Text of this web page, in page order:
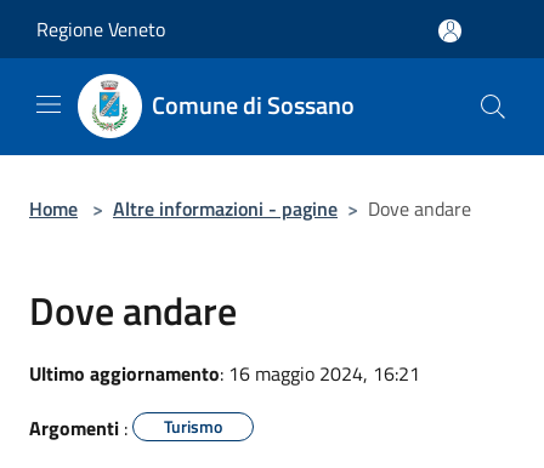
Regione Veneto
Comune di Sossano
Home > Altre informazioni - pagine > Dove andare
Dove andare
Ultimo aggiornamento: 16 maggio 2024, 16:21
Argomenti : Turismo